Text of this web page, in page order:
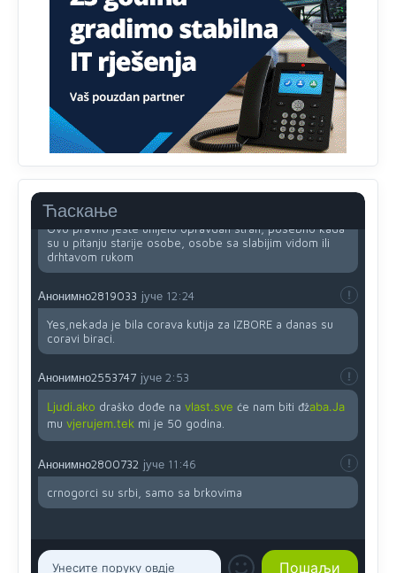
Ћаскање
Анонимно2818605 јуче 11:34
Najveći dio populacije starije od 65 godina uopšte ne
koristi internet, niti ima pristup računarima
Анонимно2818605 јуче
Uvođenje pravila da se umjesto dosadašnjeg znaka "X"
(krstića) kružić ispred kandidata mora u potpunosti
obojiti (popuniti) uvedeno je isključivo zbog tehničkih
Ovo pravilo jeste unijelo opravdan strah, posebno kada
su u pitanju starije osobe, osobe sa slabijim vidom ili
drhtavom rukom
Анонимно2819033 јуче 12:24
Yes,nekada je bila corava kutija za IZBORE a danas su
coravi biraci.
Анонимно2553747 јуче 2:53
Ljudi.ako draško dođe na vlast.sve će nam biti đžaba.Ja
mu vjerujem.tek mi je 50 godina.
Анонимно2800732 јуче 11:46
crnogorci su srbi, samo sa brkovima